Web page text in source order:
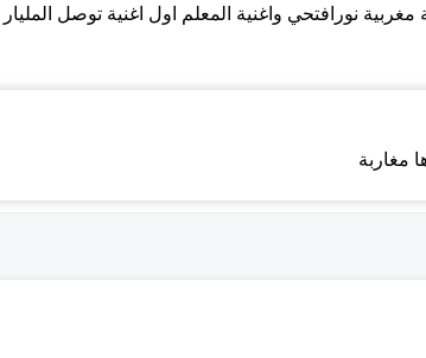
نورافتحي واغنية المعلم اول اغنية توصل المليار
مغاربة